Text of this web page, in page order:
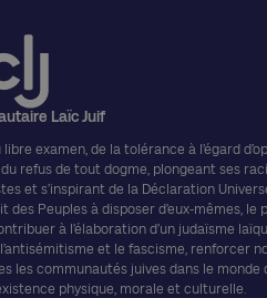
Laïc Juif
libre examen, de la tolérance à l’égard
refus de tout dogme, plongeant ses
et s’inspirant de la Déclaration
des Peuples à disposer d’eux-mêmes, le
à l’élaboration d’un judaïsme
et le fascisme, renforcer
les communautés juives dans le
physique, morale et culturelle.